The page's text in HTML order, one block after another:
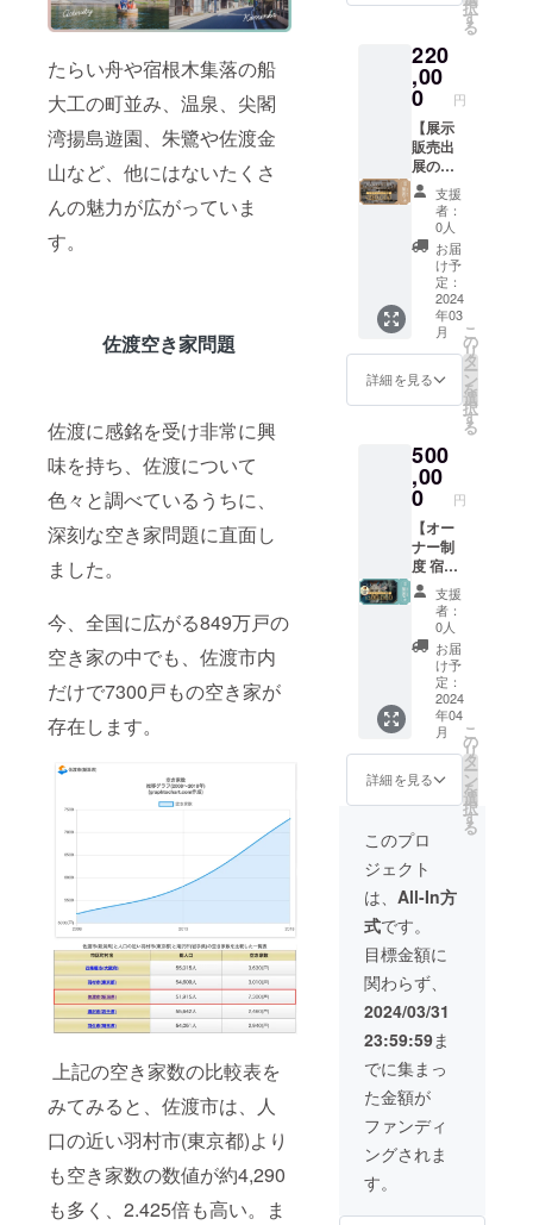
たらい舟や宿根木集落の船
大工の町並み、温泉、尖閣
湾揚島遊園、朱鷺や佐渡金
山など、他にはないたくさ
んの魅力が広がっていま
す。
佐渡空き家問題
佐渡に感銘を受け非常に興
味を持ち、佐渡について
色々と調べているうちに、
深刻な空き家問題に直面し
ました。
今、全国に広がる849万戸の
空き家の中でも、佐渡市内
だけで7300戸もの空き家が
存在します。
上記の空き家数の比較表を
みてみると、佐渡市は、人
口の近い羽村市(東京都)より
も空き家数の数値が約4,290
も多く、2.425倍も高い。ま
どを共
有させ
ていた
だく予
定で
す。
※3 メー
で工事
の進
捗、今
後のイ
ベント
情報な
どを共
有させ
ていた
だく予
定で
す。
意も可
す。
2024年
4月下旬
に宿泊
スター
ト予定
です。
(工事の
進行状
況によ
り前後
する場
合があ
ります)
有効期
限は発
行日よ
り1年間
とな
り、使
かった
場合で
も、支
援者様
への返
金は致
しかね
ますの
でご了
承くだ
さい。
※3 メー
ルなど
で工事
の進
捗、今
後のイ
ベント
情報な
どを共
有させ
ていた
だく予
定で
す。
ご招待
制）※2
●空き家
地方創
生株式
会社か
らの情
報配信
※3 ※1
2024年
4月下旬
に宿泊
スター
ト予定
です。
(工事の
進行状
況によ
り前後
する場
合があ
宿泊は4
名まで
は支援
金額内
で、そ
れ以上
の場合
は要相
談とな
りま
す。有
効期限
は発行
日より1
年間と
なり、
使用し
なかっ
た場合
でも、
支援者
様への
返金は
致しか
ねます
のでご
了承く
ださ
い。 ※2
2024年
4月中の
実施を
予定
し、
2024年
3月中に
詳細を
ご連絡
※3 メー
択
す
る
220
,00
0 円
【展示
販売出
展の権
利】 ●
河崎浪
漫館に1
年間 展
示販売
できる
権利で
す ※1
通常
264,000
円
→220,0
00円(税
●佐渡地
域のお
すすめ
飲食店
1000円
クーポ
ン付き
●オープ
ニング
レセプ
ション
ご招待
（希望
制）※2
●空き家
地方創
生株式
会社か
らの情
報配信
※3 ※1
2024年
4月下旬
に宿泊
スター
ト予定
です。
(工事の
進行状
況によ
り前後
する場
合があ
ります)
有効期
限は発
行日よ
り1年間
用しな
支援
者：
0人
お届
け予
定：
2024
年03
月
詳細を見る
こ
の
リ
タ
ー
ン
を
選
択
す
る
500
,00
0 円
【オー
ナー制
度 宿泊
20泊
分】 ●
河崎浪
漫館を
別荘の
ように
利用で
きる、
宿泊20
泊分の
権利で
す。空
き家地
方創生
(株)が運
営する
宿泊施
設であ
ればど
こでも
利用が
できる
権利と
なりま
す。 ※1
●空き家
地方創
生株式
会社か
らの情
報配信
4月下旬
支援
者：
0人
お届
け予
定：
2024
年04
月
詳細を見る
こ
の
リ
タ
ー
ン
を
選
択
す
る
このプロ
ジェクト
は、 All-In方
式です。
目標金額に
関わらず、
2024/03/31
23:59:59ま
でに集まっ
た金額が
ファンディ
ングされま
す。